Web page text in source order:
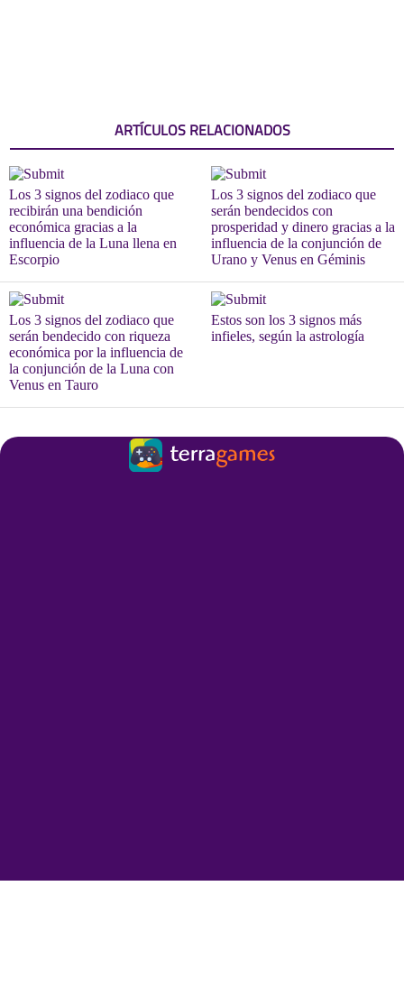
ARTÍCULOS RELACIONADOS
Los 3 signos del zodiaco que
recibirán una bendición
económica gracias a la
influencia de la Luna llena en
Escorpio
Los 3 signos del zodiaco que
serán bendecidos con
prosperidad y dinero gracias a la
influencia de la conjunción de
Urano y Venus en Géminis
Los 3 signos del zodiaco que
serán bendecido con riqueza
económica por la influencia de
la conjunción de la Luna con
Venus en Tauro
Estos son los 3 signos más
infieles, según la astrología